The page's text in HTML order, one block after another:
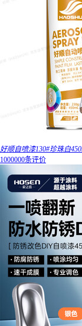
好顺自喷漆130#珍珠白
1000000条评价